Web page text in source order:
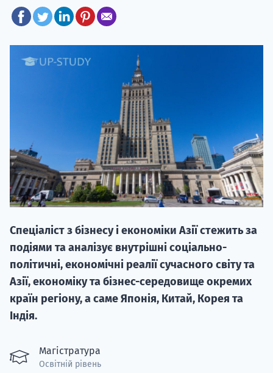
Спеціаліст з бізнесу і економіки Азії стежить за
подіями та аналізує внутрішні соціально-
політичні, економічні реалії сучасного світу та
Азії, економіку та бізнес-середовище окремих
країн регіону, а саме Японія, Китай, Корея та
Індія.
Магістратура
Освітній рівень
вступ на